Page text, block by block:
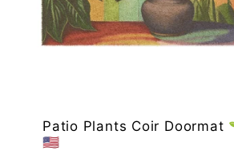
Patio Plants Coir Doormat
🇺🇸